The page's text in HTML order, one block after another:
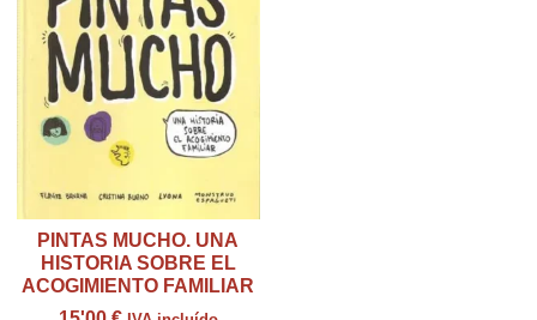
PINTAS MUCHO. UNA
HISTORIA SOBRE EL
ACOGIMIENTO FAMILIAR